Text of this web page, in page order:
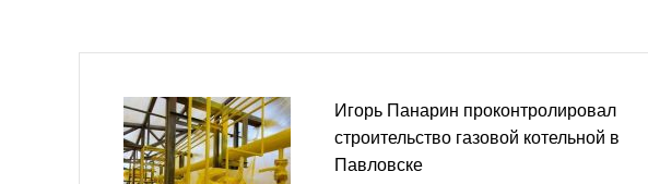
Игорь Панарин проконтролировал
строительство газовой котельной в
Павловске